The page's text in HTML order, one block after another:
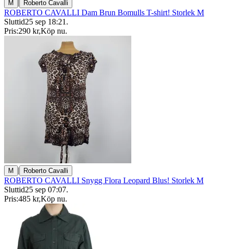
M Roberto Cavalli
ROBERTO CAVALLI Dam Brun Bomulls T-shirt! Storlek M
Sluttid25 sep 18:21 .
Pris:290 kr,Köp nu.
M | Roberto Cavalli
ROBERTO CAVALLI Snygg Flora Leopard Blus! Storlek M
Sluttid25 sep 07:07.
Pris:485 kr,Köp nu.